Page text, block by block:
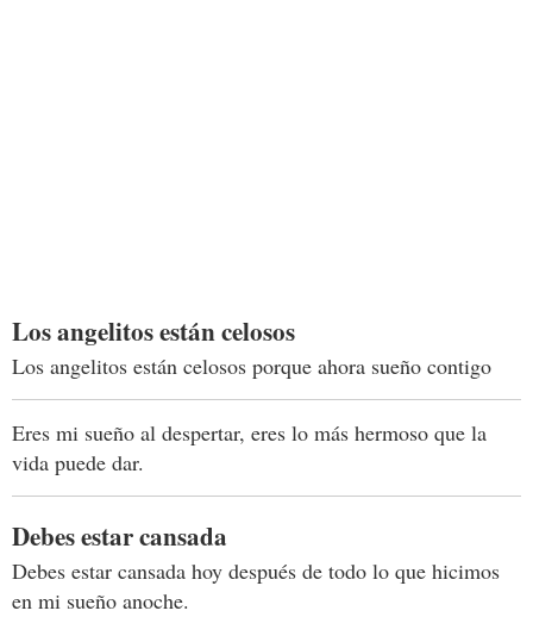
Los angelitos están celosos
Los angelitos están celosos porque ahora sueño contigo
Eres mi sueño al despertar, eres lo más hermoso que la
vida puede dar.
Debes estar cansada
Debes estar cansada hoy después de todo lo que hicimos
en mi sueño anoche.